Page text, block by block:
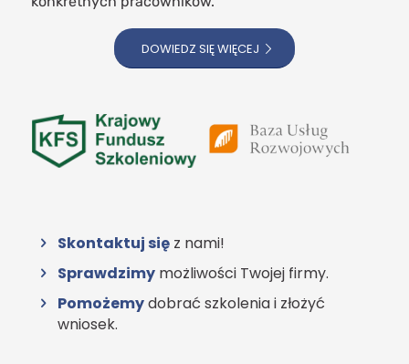
DOWIEDZ SIĘ WIĘCEJ
Skontaktuj sięz nami!
Sprawdzimymożliwości Twojej firmy.
Pomożemydobrać szkolenia i złożyć
wniosek.